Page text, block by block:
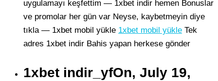
uygulamayı keşfettim — 1xbet indir hemen Bonuslar
ve promolar her gün var Neyse, kaybetmeyin diye
tıkla — 1xbet mobil yükle 1xbet mobil yükle Tek
adres 1xbet indir Bahis yapan herkese gönder
1xbet indir_yfOn, July 19,